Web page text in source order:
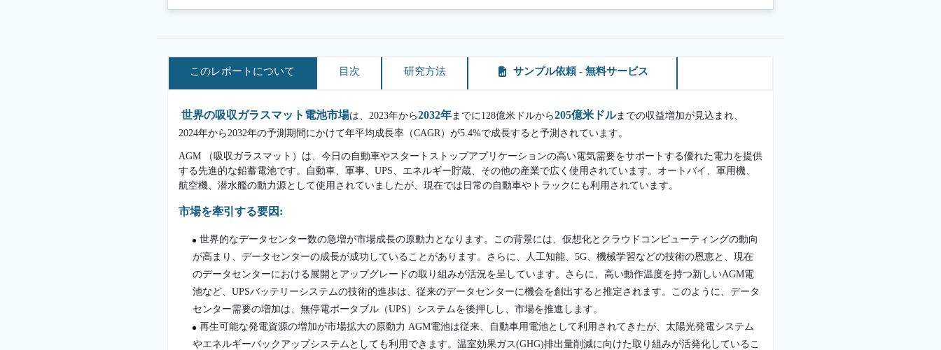
このレポートについて 目次 研究方法 サンプル依頼 - 無料サービス
世界の吸収ガラスマット電池市場は、2023年から2032年 までに128億米ドルから205億米ドルまでの収益増加が見込まれ、
2024年から2032年の予測期間にかけて年平均成長率（CAGR）が5.4%で成長すると予測されています。
AGM （吸収ガラスマット）は、今日の自動車やスタートストップアプリケーションの高い電気需要をサポートする優れた電力を提供
する先進的な鉛蓄電池です。自動車、軍事、UPS、エネルギー貯蔵、その他の産業で広く使用されています。オートバイ、軍用機、
航空機、潜水艦の動力源として使用されていましたが、現在では日常の自動車やトラックにも利用されています。
市場を牽引する要因:
世界的なデータセンター数の急増が市場成長の原動力となります。この背景には、仮想化とクラウドコンピューティングの動向
が高まり、データセンターの成長が成功していることがあります。さらに、人工知能、5G、機械学習などの技術の恩恵と、現在
のデータセンターにおける展開とアップグレードの取り組みが活況を呈しています。さらに、高い動作温度を持つ新しいAGM電
池など、UPSバッテリーシステムの技術的進歩は、従来のデータセンターに機会を創出すると推定されます。このように、データ
センター需要の増加は、無停電ポータブル（UPS）システムを後押しし、市場を推進します。
再生可能な発電資源の増加が市場拡大の原動力 AGM電池は従来、自動車用電池として利用されてきたが、太陽光発電システム
やエネルギーバックアップシステムとしても利用できます。温室効果ガス(GHG)排出量削減に向けた取り組みが活発化しているこ